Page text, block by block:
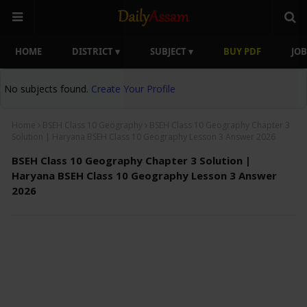
HOME DISTRICT ▾ SUBJECT ▾ BUY PDF
No subjects found. Create Your Profile
BSEH Class 10 Geography Chapter 3 Solution |
Haryana BSEH Class 10 Geography Lesson 3 Answer
2026